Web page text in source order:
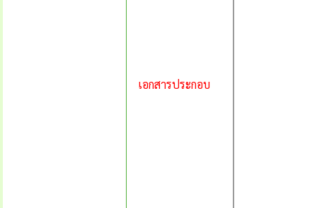
เอกสารประกอบ